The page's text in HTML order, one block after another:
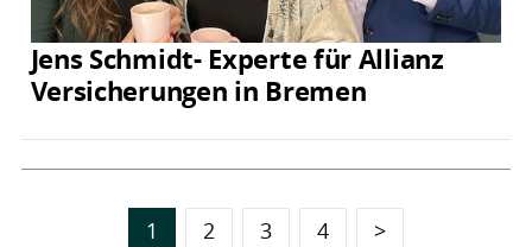
Jens Schmidt- Experte für Allianz
Versicherungen in Bremen
1 2 3 4 >